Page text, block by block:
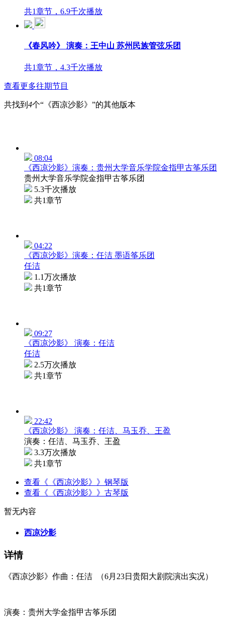
共1章节，6.9千次播放
《春风吟》 演奏：王中山 苏州民族管弦乐团
共1章节，4.3千次播放
查看更多往期节目
共找到 4个“《西凉沙影》”的其他版本
08:04
《西凉沙影》演奏：贵州大学音乐学院金指甲古筝乐团
贵州大学音乐学院金指甲古筝乐团
5.3千次播放
共1章节
04:22
《西凉沙影》演奏：任洁 墨语筝乐团
任洁
1.1万次播放
共1章节
09:27
《西凉沙影》 演奏：任洁
任洁
2.5万次播放
共1章节
22:42
《西凉沙影》 演奏：任洁、马玉乔、王盈
演奏：任洁、马玉乔、王盈
3.3万次播放
共1章节
查看《《西凉沙影》》钢琴版
查看《《西凉沙影》》古琴版
暂无内容
西凉沙影
详情
《西凉沙影》作曲：任洁 （6月23日贵阳大剧院演出实况）
演奏：贵州大学金指甲古筝乐团